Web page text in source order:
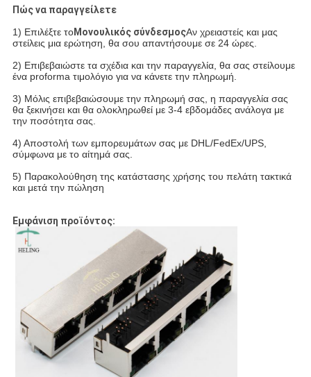
Πώς να παραγγείλετε
1) Επιλέξτε τοΜονουλικός σύνδεσμοςΑν χρειαστείς και μας
στείλεις μια ερώτηση, θα σου απαντήσουμε σε 24 ώρες.
2) Επιβεβαιώστε τα σχέδια και την παραγγελία, θα σας στείλουμε
ένα proforma τιμολόγιο για να κάνετε την πληρωμή.
3) Μόλις επιβεβαιώσουμε την πληρωμή σας, η παραγγελία σας
θα ξεκινήσει και θα ολοκληρωθεί με 3-4 εβδομάδες ανάλογα με
την ποσότητα σας.
4) Αποστολή των εμπορευμάτων σας με DHL/FedEx/UPS,
σύμφωνα με το αίτημά σας.
5) Παρακολούθηση της κατάστασης χρήσης του πελάτη τακτικά
και μετά την πώληση
Εμφάνιση προϊόντος: